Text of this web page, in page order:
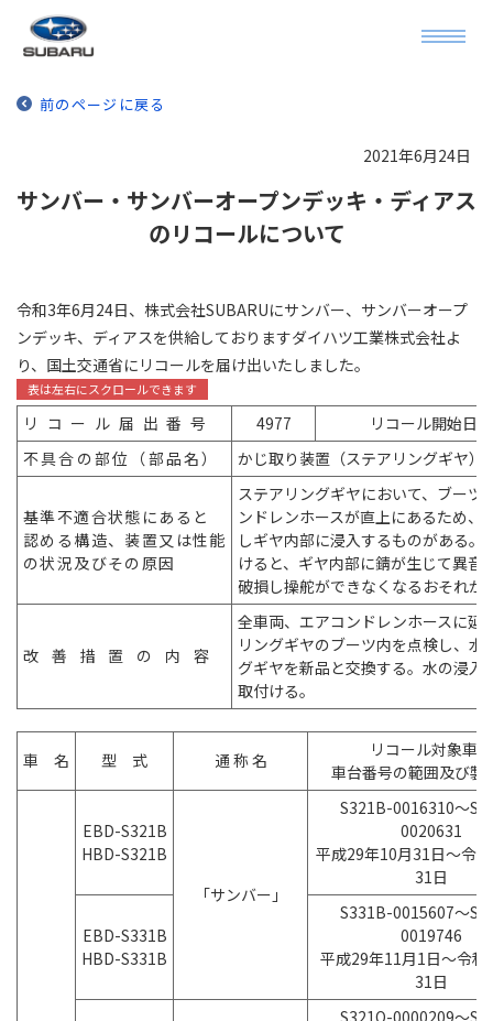
前のページに戻る
2021年6月24日
サンバー・サンバーオープンデッキ・ディアス
のリコールについて
令和3年6月24日、株式会社SUBARUにサンバー、サンバーオープ
ンデッキ、ディアスを供給しておりますダイハツ工業株式会社よ
り、国土交通省にリコールを届け出いたしました。
リコール届出番 号 4977
リコール開始日
不具合の部位（部品名） かじ取り装置（ステアリングギヤ）
基準不適合状態にある と
認める構造、装置又は性能
の状況及びその原因
ステアリングギヤにおいて、ブー
ンドレンホースが直上にあるため
しギヤ内部に浸入するものがある
けると、ギヤ内部に錆が生じて異
破損し操舵ができなくなるおそれが
改善措置の内 容
全車両、エアコンドレンホースに延
リングギヤのブーツ内を点検し、
グギヤを新品と交換する。水の浸
取付ける。
車 名 型 式 通 称 名
リコール対象車の
車台番号の範囲及び製
EBD-S321B
HBD-S321B
「サンバー」
S321B-0016310～
0020631
平成29年10月31日～令
31日
EBD-S331B
HBD-S331B
S331B-0015607～
0019746
平成29年11月1日～令和
31日
S321Q-0000209～